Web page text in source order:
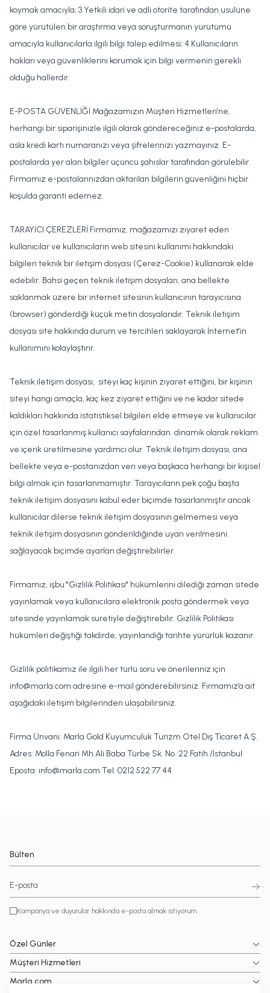
koymak amacıyla; 3.Yetkili idari ve adli otorite tarafından usulüne
göre yürütülen bir araştırma veya soruşturmanın yürütümü
amacıyla kullanıcılarla ilgili bilgi talep edilmesi; 4.Kullanıcıların
hakları veya güvenliklerini korumak için bilgi vermenin gerekli
olduğu hallerdir.
E-POSTA GÜVENLİĞİ Mağazamızın Müşteri Hizmetleri’ne,
herhangi bir siparişinizle ilgili olarak göndereceğiniz e-postalarda,
asla kredi kartı numaranızı veya şifrelerinizi yazmayınız. E-
postalarda yer alan bilgiler üçüncü şahıslar tarafından görülebilir.
Firmamız e-postalarınızdan aktarılan bilgilerin güvenliğini hiçbir
koşulda garanti edemez.
TARAYICI ÇEREZLERİ Firmamız, mağazamızı ziyaret eden
kullanıcılar ve kullanıcıların web sitesini kullanımı hakkındaki
bilgileri teknik bir iletişim dosyası (Çerez-Cookie) kullanarak elde
edebilir. Bahsi geçen teknik iletişim dosyaları, ana bellekte
saklanmak üzere bir internet sitesinin kullanıcının tarayıcısına
(browser) gönderdiği küçük metin dosyalarıdır. Teknik iletişim
dosyası site hakkında durum ve tercihleri saklayarak İnternet'in
kullanımını kolaylaştırır.
Teknik iletişim dosyası, siteyi kaç kişinin ziyaret ettiğini, bir kişinin
siteyi hangi amaçla, kaç kez ziyaret ettiğini ve ne kadar sitede
kaldıkları hakkında istatistiksel bilgileri elde etmeye ve kullanıcılar
için özel tasarlanmış kullanıcı sayfalarından dinamik olarak reklam
ve içerik üretilmesine yardımcı olur. Teknik iletişim dosyası, ana
bellekte veya e-postanızdan veri veya başkaca herhangi bir kişisel
bilgi almak için tasarlanmamıştır. Tarayıcıların pek çoğu başta
teknik iletişim dosyasını kabul eder biçimde tasarlanmıştır ancak
kullanıcılar dilerse teknik iletişim dosyasının gelmemesi veya
teknik iletişim dosyasının gönderildiğinde uyarı verilmesini
sağlayacak biçimde ayarları değiştirebilirler.
Firmamız, işbu "Gizlilik Politikası" hükümlerini dilediği zaman sitede
yayınlamak veya kullanıcılara elektronik posta göndermek veya
sitesinde yayınlamak suretiyle değiştirebilir. Gizlilik Politikası
hükümleri değiştiği takdirde, yayınlandığı tarihte yürürlük kazanır.
Gizlilik politikamız ile ilgili her türlü soru ve önerileriniz için
info@marla.com adresine e-mail gönderebilirsiniz. Firmamız’a ait
aşağıdaki iletişim bilgilerinden ulaşabilirsiniz.
Firma Ünvanı: Marla Gold Kuyumculuk Turizm Otel Dış Ticaret A.Ş.
Adres: Molla Fenari Mh.Ali Baba Türbe Sk. No :22 Fatih /İstanbul
Eposta: info@marla.com Tel: 0212 522 77 44
Bülten
Kampanya ve duyurular hakkında e-posta almak istiyorum.
Özel Günler
Müşteri Hizmetleri
Marla.com